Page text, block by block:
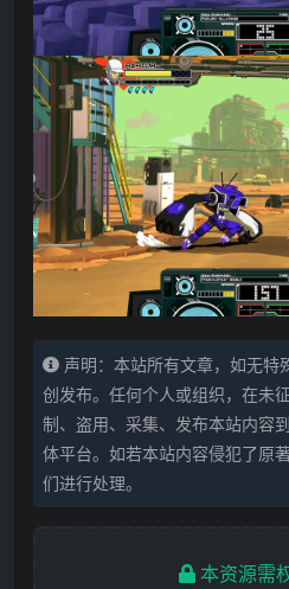
声明：本站所有文章，如无特
创发布。任何个人或组织，在未
制、盗用、采集、发布本站内容
体平台。如若本站内容侵犯了原
们进行处理。
本资源需